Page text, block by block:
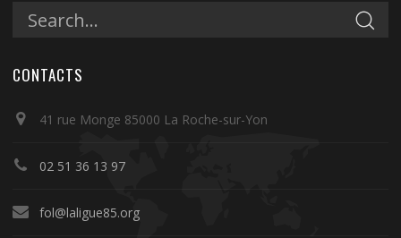
CONTACTS
41 rue Monge 85000 La Roche-sur-Yon
02 51 36 13 97
fol@laligue85.org